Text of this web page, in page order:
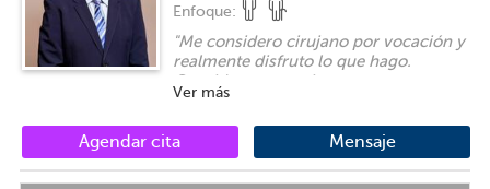
Enfoque:
"Me considero cirujano por vocación y
realmente disfruto lo que hago.
Considero que es importante
transmitir a los pacientes información
simple y entendible. La sinceridad y
una buena comunicación son vitales
en la relación médico - paciente.
Ver más
Agendar cita Mensaje